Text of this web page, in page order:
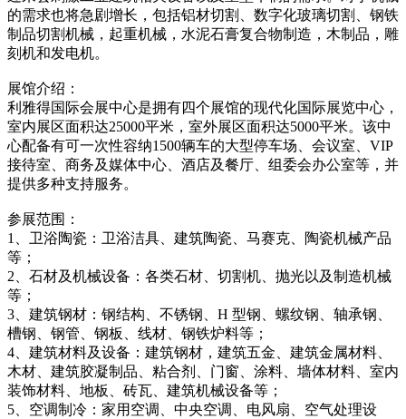
的需求也将急剧增长，包括铝材切割、数字化玻璃切割、钢铁
制品切割机械，起重机械，水泥石膏复合物制造，木制品，雕
刻机和发电机。
展馆介绍：
利雅得国际会展中心是拥有四个展馆的现代化国际展览中心，
室内展区面积达25000平米，室外展区面积达5000平米。该中
心配备有可一次性容纳1500辆车的大型停车场、会议室、VIP
接待室、商务及媒体中心、酒店及餐厅、组委会办公室等，并
提供多种支持服务。
参展范围：
1、卫浴陶瓷：卫浴洁具、建筑陶瓷、马赛克、陶瓷机械产品
等；
2、石材及机械设备：各类石材、切割机、抛光以及制造机械
等；
3、建筑钢材：钢结构、不锈钢、H 型钢、螺纹钢、轴承钢、
槽钢、钢管、钢板、线材、钢铁炉料等；
4、建筑材料及设备：建筑钢材，建筑五金、建筑金属材料、
木材、建筑胶凝制品、粘合剂、门窗、涂料、墙体材料、室内
装饰材料、地板、砖瓦、建筑机械设备等；
5、空调制冷：家用空调、中央空调、电风扇、空气处理设